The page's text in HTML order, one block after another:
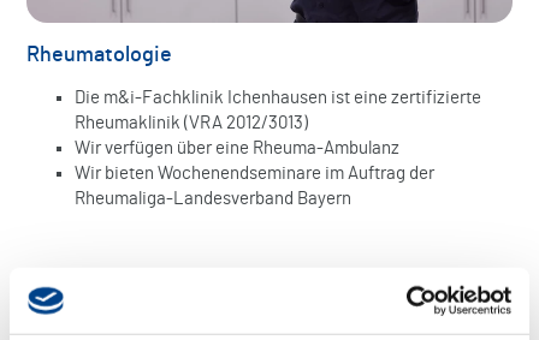
Rheumatologie
Die m&i-Fachklinik Ichenhausen ist eine zertifizierte
Rheumaklinik (VRA 2012/3013)
Wir verfügen über eine Rheuma-Ambulanz
Wir bieten Wochenendseminare im Auftrag der
Rheumaliga-Landesverband Bayern